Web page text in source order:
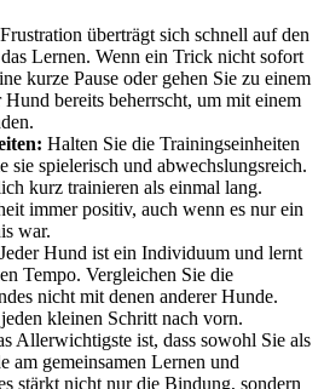
Frustration überträgt sich schnell auf den
Lernen. Wenn ein Trick nicht sofort
kurze Pause oder gehen Sie zu einem
bereits beherrscht, um mit einem
Halten Sie die Trainingseinheiten
sie spielerisch und abwechslungsreich.
kurz trainieren als einmal lang.
immer positiv, auch wenn es nur ein
war.
Jeder Hund ist ein Individuum und lernt
Tempo. Vergleichen Sie die
nicht mit denen anderer Hunde.
kleinen Schritt nach vorn.
Allerwichtigste ist, dass sowohl Sie als
am gemeinsamen Lernen und
stärkt nicht nur die Bindung, sondern